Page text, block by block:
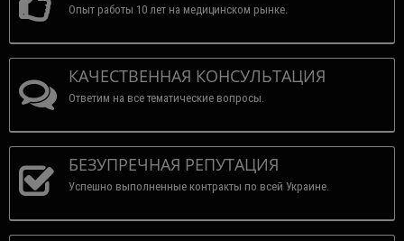
Опыт работы 10 лет на медицинском рынке.
КАЧЕСТВЕННАЯ КОНСУЛЬТАЦИЯ
Ответим на все тематические вопросы.
БЕЗУПРЕЧНАЯ РЕПУТАЦИЯ
Успешно выполненные контракты по всей Украине.